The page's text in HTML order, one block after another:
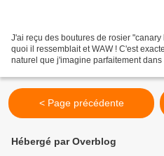
J'ai reçu des boutures de rosier
quoi il ressemblait et WAW ! C'est
naturel que j'imagine parfaitement
< Page précédente
Hébergé par Overblog